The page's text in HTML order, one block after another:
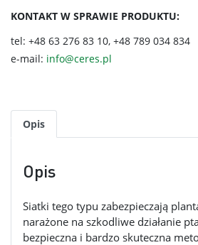
ptakom
zielona
25mm
x
100
KONTAKT W SPRAWIE PRODUKTU:
tel: +48 63 276 83 10, +48 789 034 834
e-mail: info@ceres.pl
Opis
Opis
Siatki tego typu zabezpieczają
narażone na szkodliwe działanie
bezpieczna i bardzo skuteczna